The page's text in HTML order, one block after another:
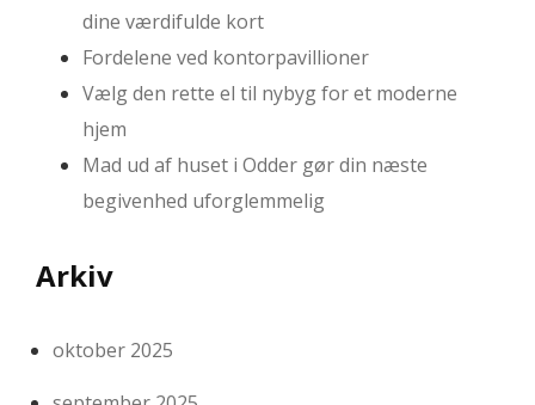
dine værdifulde kort
Fordelene ved kontorpavillioner
Vælg den rette el til nybyg for et moderne
hjem
Mad ud af huset i Odder gør din næste
begivenhed uforglemmelig
Arkiv
oktober 2025